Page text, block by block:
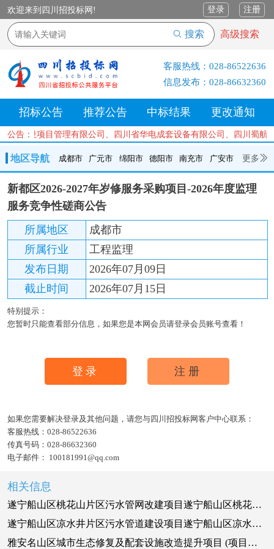
欢迎来到四川招投标网! 登录 注册
搜索 高级搜索
客服热线： 028-86522636
信息发布： 028-86632360
招标公告 推荐公告 中标结果 更改通知
公告： 项目管理有限公司、四川省华电成套设备有限公司、四
地区导航 成都市 广元市 绵阳市 德阳市 南充市 广安市 更多
成都市 广元市 绵阳市 德阳市 南充市 广安市
遂宁市
内江市
乐山市 自贡市
达州市
资阳市 眉山市 雅安市 阿坝州 甘孜州 凉山州
新都区2026-2027年岁修服务采购项目-2026年度监理
服务竞争性磋商公告
所属地区
成都市
所属行业
工程监理
发布日期
2026年07月09日
截止时间
2026年07月15日
特别提示：
您暂时只能查看部分信息，如果您是本网会员请登录会员账号查看！
登录 注册
如果您需要解决登录及其他问题，请您与四川招投标网客户中心联系：
客服热线： 028-86522636
传真号码： 028-86632360
电子邮件： 100181991@qq.com
相关信息
遂宁船山区桃花山片区污水管网改建项目遂宁船山区桃花山片区污水管网改建项目（一期）-监理-1
遂宁船山区凉水井片区污水管道建设项目遂宁船山区凉水井片区污水管道建设项目（一期）-监理-1
雅安名山区城市生态修复及配套设施改造提升项目 (项目名称)监理 / 标段